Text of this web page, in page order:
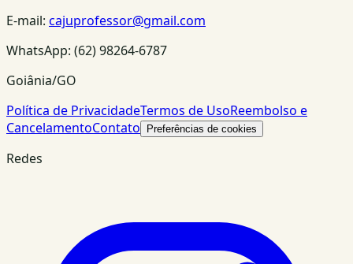
E-mail: cajuprofessor@gmail.com
WhatsApp: (62) 98264-6787
Goiânia/GO
Política de PrivacidadeTermos de UsoReembolso e
CancelamentoContato Preferências de cookies
Redes